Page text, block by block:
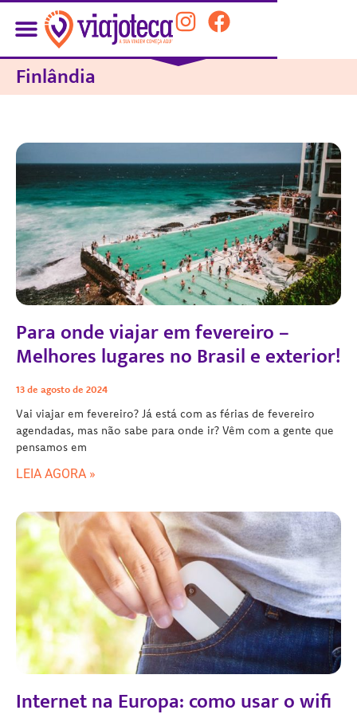
Finlândia
Para onde viajar em fevereiro –
Melhores lugares no Brasil e exterior!
13 de agosto de 2024
Vai viajar em fevereiro? Já está com as férias de fevereiro
agendadas, mas não sabe para onde ir? Vêm com a gente que
pensamos em
LEIA AGORA »
Internet na Europa: como usar o wifi